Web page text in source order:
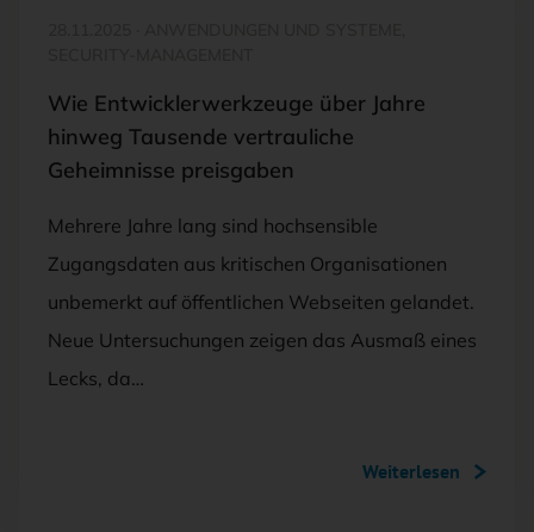
Wie Entwicklerwerkzeuge über Jahre
hinweg Tausende vertrauliche
Geheimnisse preisgaben
Mehrere Jahre lang sind hochsensible
Zugangsdaten aus kritischen Organisationen
unbemerkt auf öffentlichen Webseiten gelandet.
Neue Untersuchungen zeigen das Ausmaß eines
Lecks, da…
Weiterlesen